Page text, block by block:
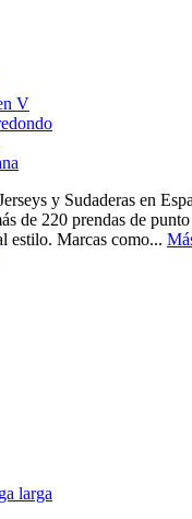
V
y Sudaderas en
de 220 prendas de
estilo. Marcas como...
larga